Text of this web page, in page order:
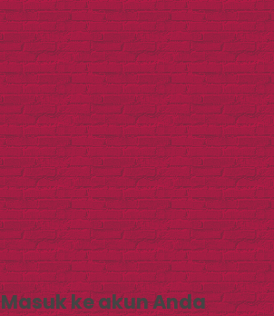
Masuk ke akun Anda